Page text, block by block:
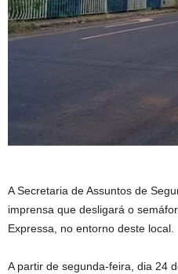
A Secretaria de Assuntos de
imprensa que desligará o
Expressa, no entorno deste local.
A partir de segunda-feira, dia 24